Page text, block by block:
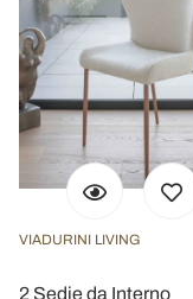
VIADURINI LIVING
2 Sedie da Interno